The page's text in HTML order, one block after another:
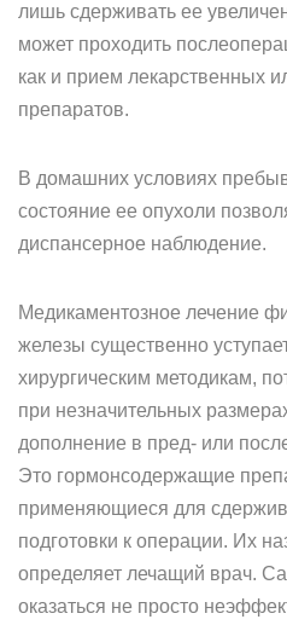
лишь сдерживать ее
может проходить
как и прием лекарственных
препаратов.
В домашних условиях
состояние ее опухоли
диспансерное наблюдение.
Медикаментозное лечение
железы существенно
хирургическим методикам,
при незначительных
дополнение в пред- или
Это гормонсодержащие
применяющиеся для
подготовки к операции. Их
определяет лечащий врач.
оказаться не просто